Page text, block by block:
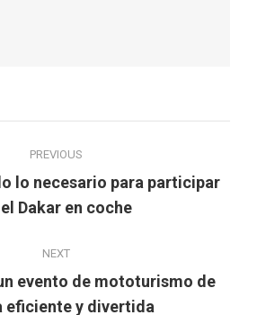
PREVIOUS
Previous
post:
lo necesario para participar
Dakar en coche
NEXT
Next
evento de mototurismo de
eficiente y divertida